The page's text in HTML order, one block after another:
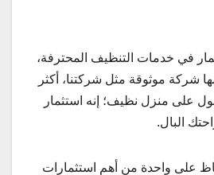
في خدمات التنظيف المحترفة،
شركة موثوقة مثل شركتنا، أكثر
على منزل نظيف؛ إنه استثمار
البال.
على واحدة من أهم استثمارات